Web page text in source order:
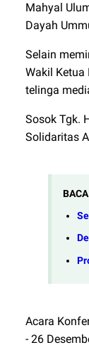
Mahyal
Dayah
Selain
Wakil Ketua
telinga
Sosok Tgk.
Solidaritas
Acara
- 26